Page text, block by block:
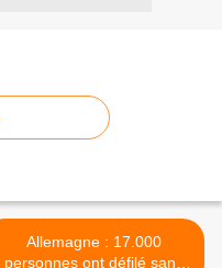
Allemagne : 17.000
personnes ont défilé sans